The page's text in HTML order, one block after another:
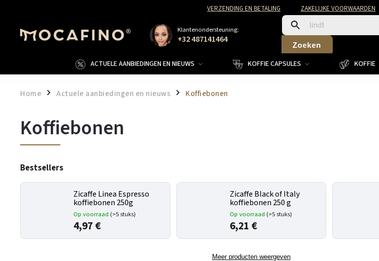
VERZENDING EN BETALING ZAKELIJKE VOORWAARDEN
Klantenondersteuning:
+32 487141464 Zoeken
ACTUELE AANBIEDINGEN EN NIEUWS KOFFIE CAPSULES KOFFIE
Home / Actuele aanbiedingen en nieuws / Koffiebonen
Koffiebonen
Bestsellers
Zicaffe Linea Espresso
koffiebonen 250g
Op voorraad (>5 stuks)
4,97 €
Zicaffe Black of Italy
koffiebonen 250 g
Op voorraad (>5 stuks)
6,21 €
Meer producten weergeven